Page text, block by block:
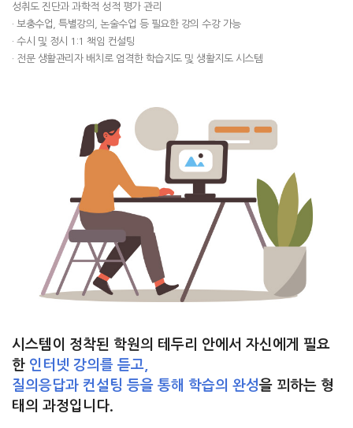
성취도 진단과 과학적 성적 평가 관리
· 보충수업, 특별강의, 논술수업 등 필요한 강의 수강 가능
· 수시 및 정시 1:1 책임 컨설팅
· 전문 생활관리자 배치로 엄격한 학습지도 및 생활지도 시스템
시스템이 정착된 학원의 테두리 안에서 자신에게 필요
한 인터넷 강의를 듣고,
질의응답과 컨설팅 등을 통해 학습의 완성을 꾀하는 형
태의 과정입니다.